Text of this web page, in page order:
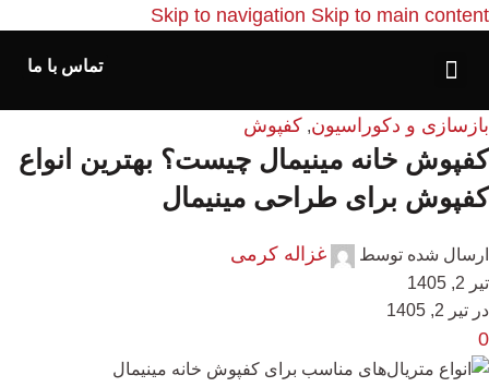
Skip to navigation Skip to main content
تماس با ما
بازسازی و دکوراسیون, کفپوش
کفپوش خانه مینیمال چیست؟ بهترین انواع
کفپوش برای طراحی مینیمال
ارسال شده توسط غزاله کرمی
تیر 2, 1405
در تیر 2, 1405
0